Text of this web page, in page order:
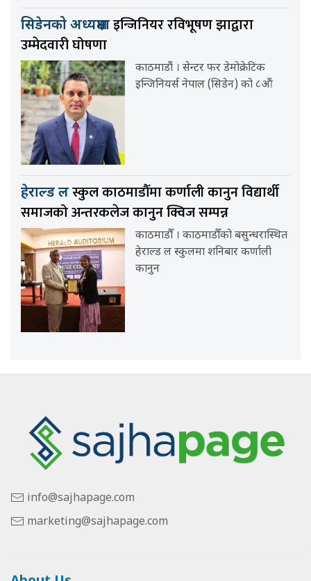
सिडेनको अध्यक्षमाइन्जिनियर रविभूषण झाद्वारा
उम्मेदवारी घोषणा
काठमाडौं । सेन्टर फर डेमोक्रेटिक
इन्जिनियर्स नेपाल (सिडेन) को ८औं
हेराल्ड लस्कुल काठमाडौँमा कर्णाली कानुन विद्यार्थी
समाजको अन्तरकलेज कानुन क्विज सम्पन्न
काठमाडौँ । काठमाडौँको बसुन्धरास्थित
हेराल्ड ल स्कुलमा शनिबार कर्णाली
कानुन
info@sajhapage.com
marketing@sajhapage.com